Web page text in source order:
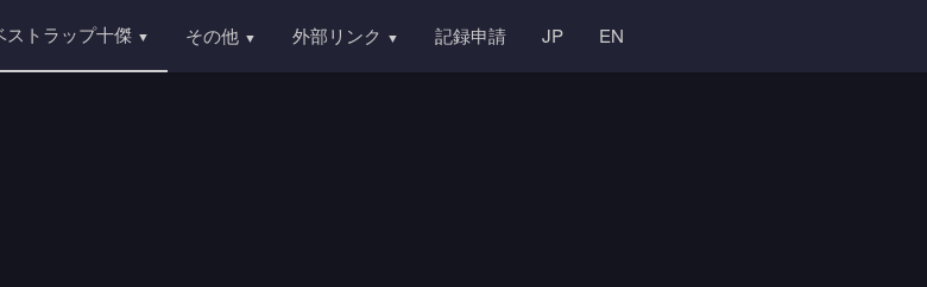
ストラップ十傑 その他 外部リンク 記録申請 JP EN